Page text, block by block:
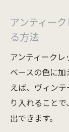
せる
アン
方
ネイ
アン
出会う
アンティー
る方法
アンティークレ
ベースの色に
えば、ヴィン
り入れること
出できます。